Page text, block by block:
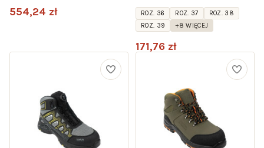
554,24 zł ROZ. 36 ROZ. 37
ROZ. 38
ROZ. 39
+8 WIĘCEJ
171,76 zł